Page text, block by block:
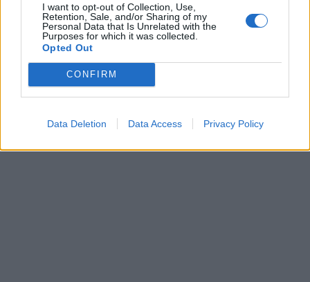
I want to opt-out of Collection, Use,
Retention, Sale, and/or Sharing of my
Personal Data that Is Unrelated with the
Purposes for which it was collected.
Opted Out
CONFIRM
Data Deletion Data Access Privacy Policy